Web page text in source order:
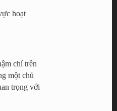
hoạt
chí trên
một chủ
trọng với